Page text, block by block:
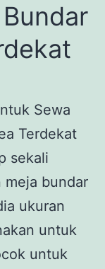
Sewa
Terdekat
sekali
meja bundar
ukuran
untuk
untuk